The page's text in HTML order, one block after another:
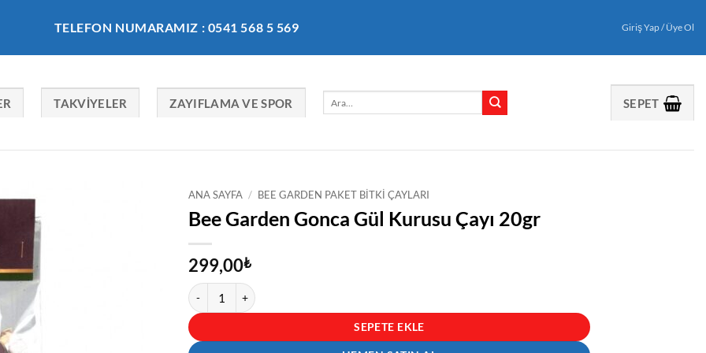
TELEFON NUMARAMIZ : 0541 568 5 569 Giriş Yap / Üye Ol
TAKVIYELER ZAYIFLAMA VE SPOR SEPET
ANA SAYFA / BEE GARDEN PAKET BITKI ÇAYLARI
Bee Garden Gonca Gül Kurusu Çayı 20gr
299,00₺
Bee Garden Gonca Gül Kurusu Çayı 20gr adet
SEPETE EKLE